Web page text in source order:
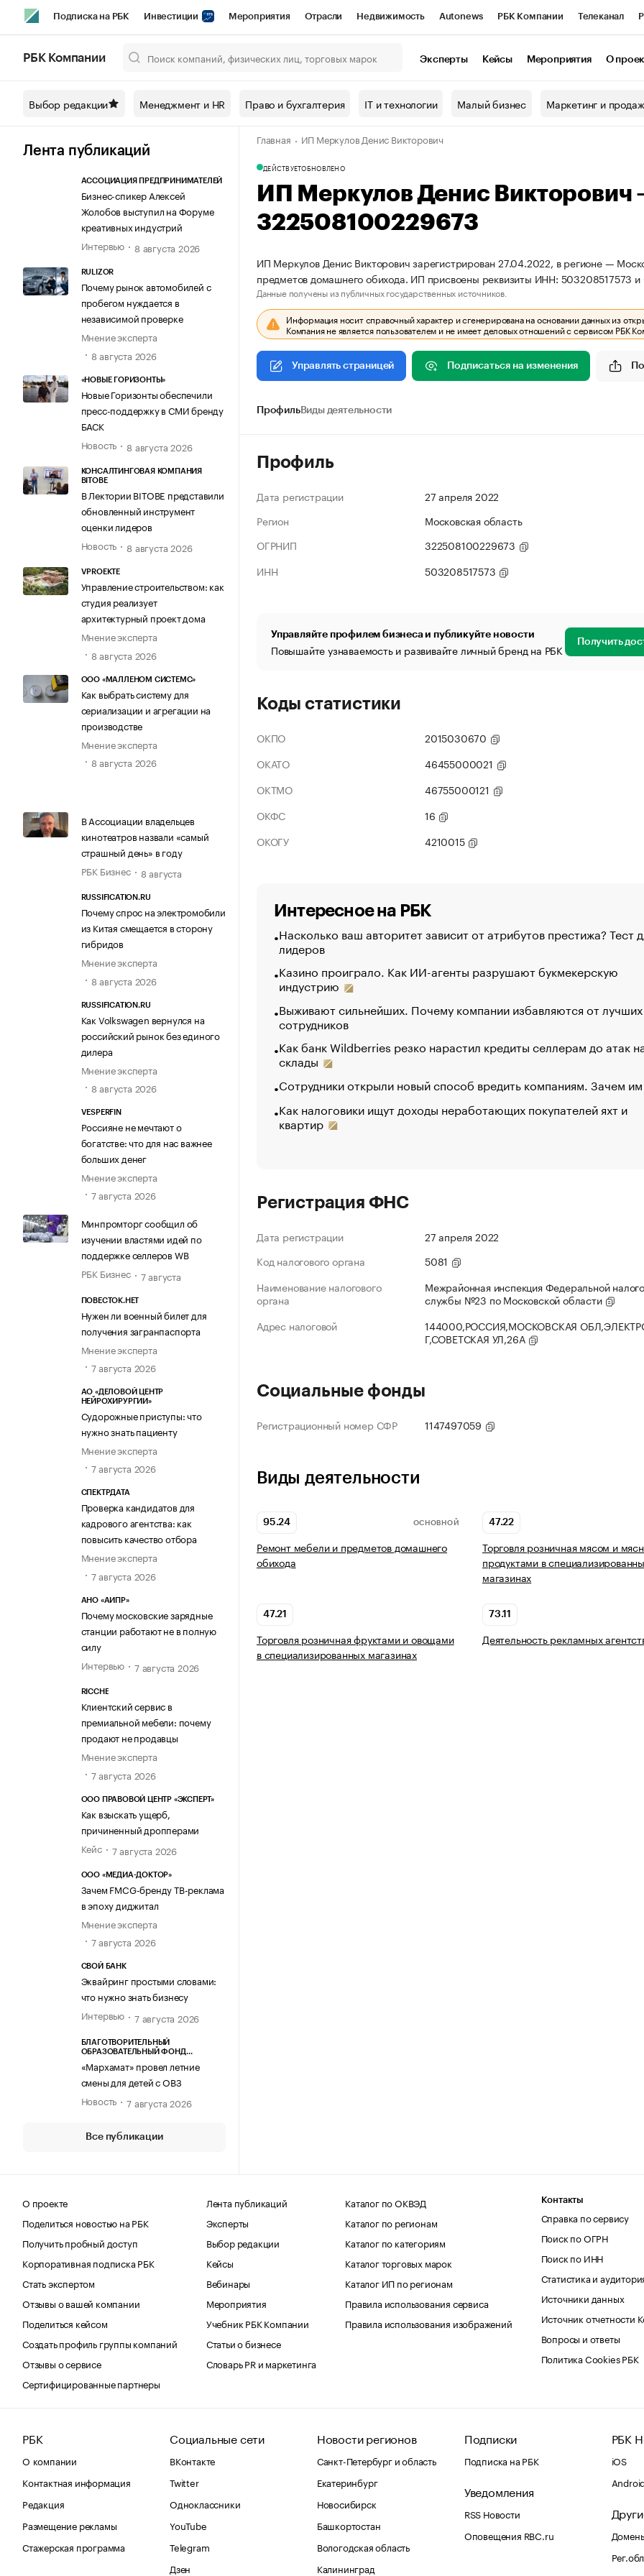
Подписка на РБК Инвестиции Мероприятия Отрасли Недвижимость Autonews РБК Компании Телеканал
Спецпроекты СПб Конференции СПб Спецпроекты Проверка контрагентов
Технологии и медиа Рынок наличной валюты
РБК Компании Эксперты Кейсы Мероприятия О
Выбор редакции Менеджмент и HR Право и бухгалтерия IT и технологии Малый бизнес Маркетинг и
Лента публикаций
АССОЦИАЦИЯ ПРЕДПРИНИМАТЕЛЕЙ
Бизнес-спикер Алексей
Жолобов выступил на Форуме
креативных индустрий
Интервью
8 августа 2026
RULIZOR
Почему рынок автомобилей с
пробегом нуждается в
независимой проверке
Мнение эксперта
8 августа 2026
«НОВЫЕ ГОРИЗОНТЫ»
Новые Горизонты обеспечили
пресс-поддержку в СМИ бренду
БАСК
Новость
8 августа 2026
КОНСАЛТИНГОВАЯ КОМПАНИЯ
BITOBE
В Лектории BITOBE представили
обновленный инструмент
оценки лидеров
Новость
8 августа 2026
VPROEKTE
Управление строительством: как
студия реализует
архитектурный проект дома
Мнение эксперта
8 августа 2026
ООО «МАЛЛЕНОМ СИСТЕМС»
Как выбрать систему для
сериализации и агрегации на
производстве
Мнение эксперта
8 августа 2026
В Ассоциации владельцев
кинотеатров назвали «самый
страшный день» в году
РБК Бизнес
8 августа
RUSSIFICATION.RU
Почему спрос на электромобили
из Китая смещается в сторону
гибридов
Мнение эксперта
8 августа 2026
RUSSIFICATION.RU
Как Volkswagen вернулся на
российский рынок без единого
дилера
Мнение эксперта
8 августа 2026
VESPERFIN
Россияне не мечтают о
богатстве: что для нас важнее
больших денег
Мнение эксперта
7 августа 2026
Минпромторг сообщил об
изучении властями идей по
поддержке селлеров WB
РБК Бизнес
7 августа
ПОВЕСТОК.НЕТ
Нужен ли военный билет для
получения загранпаспорта
Мнение эксперта
7 августа 2026
АО «ДЕЛОВОЙ ЦЕНТР
НЕЙРОХИРУРГИИ»
Судорожные приступы: что
нужно знать пациенту
Мнение эксперта
7 августа 2026
СПЕКТРДАТА
Проверка кандидатов для
кадрового агентства: как
повысить качество отбора
Мнение эксперта
7 августа 2026
АНО «АИПР»
Почему московские зарядные
станции работают не в полную
силу
Интервью
7 августа 2026
RICCHE
Клиентский сервис в
премиальной мебели: почему
продают не продавцы
Мнение эксперта
7 августа 2026
ООО ПРАВОВОЙ ЦЕНТР «ЭКСПЕРТ»
Как взыскать ущерб,
причиненный дропперами
Кейс
7 августа 2026
ООО «МЕДИА-ДОКТОР»
Зачем FMCG-бренду ТВ-реклама
в эпоху диджитал
Мнение эксперта
7 августа 2026
СВОЙ БАНК
Эквайринг простыми словами:
что нужно знать бизнесу
Интервью
7 августа 2026
БЛАГОТВОРИТЕЛЬНЫЙ
ОБРАЗОВАТЕЛЬНЫЙ ФОНД
«Мархамат» провел летние
смены для детей с ОВЗ
Новость
7 августа 2026
Все публикации
Главная ИП Меркулов Денис Викторович
ДЕЙСТВУЕТОБНОВЛЕНО
ИП Меркулов Денис
322508100229673
ИП Меркулов Денис Викторович зарегистрирован 27.04.2022, в регионе —
предметов домашнего обихода. ИП присвоены реквизиты ИНН: 503208517573
Данные получены из публичных государственных источников.
Информация носит справочный характер и сгенерирована на основании данных из
Компания не является пользователем и не имеет деловых отношений с сервисом РБК
Управлять страницей Подписаться на изменения
ПрофильВиды деятельности
Профиль
Дата регистрации
27 апреля 2022
Регион
Московская область
ОГРНИП
322508100229673
ИНН
503208517573
Управляйте профилем бизнеса и публикуйте новости
Повышайте узнаваемость и развивайте личный бренд на РБК Получить
Коды статистики
ОКПО
2015030670
ОКАТО
46455000021
ОКТМО
46755000121
ОКФС
16
ОКОГУ
4210015
Интересное на РБК
Насколько ваш авторитет зависит от атрибутов престижа? Тест
лидеров
Казино проиграло. Как ИИ-агенты разрушают букмекерскую
индустрию
Выживают сильнейших. Почему компании избавляются от лучших
сотрудников
Как банк Wildberries резко нарастил кредиты селлерам до атак
склады
Сотрудники открыли новый способ вредить компаниям. Зачем
Как налоговики ищут доходы неработающих покупателей яхт и
квартир
Регистрация ФНС
Дата регистрации
27 апреля 2022
Код налогового органа
5081
Наименование налогового
органа
Межрайонная инспекция Федеральной
службы №23 по Московской области
Адрес налоговой
144000,РОССИЯ,МОСКОВСКАЯ
Г,СОВЕТСКАЯ УЛ,26А
Социальные фонды
Регистрационный номер СФР 1147497059
Виды деятельности
95.24 ОСНОВНОЙ
Ремонт мебели и предметов домашнего
обихода
47.22
Торговля розничная мясом и
продуктами в
магазинах
47.21
Торговля розничная фруктами и овощами
в специализированных магазинах
73.11
Деятельность рекламных
О проекте
Поделиться новостью на РБК
Получить пробный доступ
Корпоративная подписка РБК
Стать экспертом
Отзывы о вашей компании
Поделиться кейсом
Создать профиль группы компаний
Отзывы о сервисе
Сертифицированные партнеры
Лента публикаций
Эксперты
Выбор редакции
Кейсы
Вебинары
Мероприятия
Учебник РБК Компании
Статьи о бизнесе
Словарь PR и маркетинга
Каталог по ОКВЭД
Каталог по регионам
Каталог по категориям
Каталог торговых марок
Каталог ИП по регионам
Правила использования сервиса
Правила использования изображений
Контакты
Справка по сервису
Поиск по ОГРН
Поиск по ИНН
Статистика и
Источники данных
Источник отчетности
Вопросы и ответы
Политика Cookies РБК
РБК
О компании
Контактная информация
Редакция
Размещение рекламы
Стажерская программа
Социальные сети
ВКонтакте
Twitter
Одноклассники
YouTube
Telegram
Дзен
Новости регионов
Санкт-Петербург и область
Екатеринбург
Новосибирск
Башкортостан
Вологодская область
Калининград
Подписки
Подписка на РБК
Уведомления
RSS Новости
Оповещения RBC.ru
РБК
iOS